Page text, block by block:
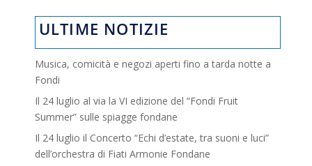
ULTIME NOTIZIE
Musica, comicità e negozi aperti fino a tarda notte a
Fondi
Il 24 luglio al via la VI edizione del “Fondi Fruit
Summer” sulle spiagge fondane
Il 24 luglio il Concerto “Echi d’estate, tra suoni e luci”
dell’orchestra di Fiati Armonie Fondane